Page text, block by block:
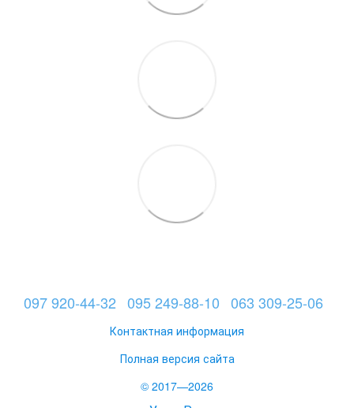
097 920-44-32 095 249-88-10 063 309-25-06
Контактная информация
Полная версия сайта
© 2017—2026